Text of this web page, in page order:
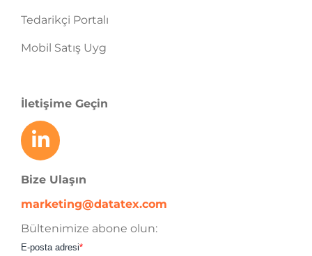
Tedarikçi Portalı
Mobil Satış Uyg
İletişime Geçin
Bize Ulaşın
marketing@datatex.com
Bültenimize abone olun: